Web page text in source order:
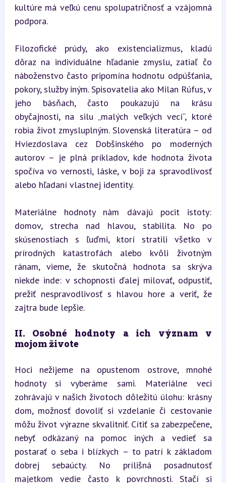
kultúre má veľkú cenu spolupatričnosť a vzájomná
podpora.
Filozofické prúdy, ako existencializmus, kladú
dôraz na individuálne hľadanie zmyslu, zatiaľ čo
náboženstvo často pripomína hodnotu odpúšťania,
pokory, služby iným. Spisovatelia ako Milan Rúfus, v
jeho básňach, často poukazujú na krásu
obyčajnosti, na silu „malých veľkých vecí“, ktoré
robia život zmysluplným. Slovenská literatúra – od
Hviezdoslava cez Dobšinského po moderných
autorov – je plná príkladov, kde hodnota života
spočíva vo vernosti, láske, v boji za spravodlivosť
alebo hľadaní vlastnej identity.
Materiálne hodnoty nám dávajú pocit istoty:
domov, strecha nad hlavou, stabilita. No po
skúsenostiach s ľuďmi, ktorí stratili všetko v
prírodných katastrofách alebo kvôli životným
ránam, vieme, že skutočná hodnota sa skrýva
niekde inde: v schopnosti ďalej milovať, odpustiť,
prežiť nespravodlivosť s hlavou hore a veriť, že
zajtra bude lepšie.
II. Osobné hodnoty a ich význam v
mojom živote
Hoci nežijeme na opustenom ostrove, mnohé
hodnoty si vyberáme sami. Materiálne veci
zohrávajú v našich životoch dôležitú úlohu: krásny
dom, možnosť dovoliť si vzdelanie či cestovanie
môžu život výrazne skvalitniť. Cítiť sa zabezpečene,
nebyť odkázaný na pomoc iných a vedieť sa
postarať o seba i blízkych – to patrí k základom
dobrej sebaúcty. No prílišná posadnutosť
majetkom vedie často k povrchnosti. Stačí si